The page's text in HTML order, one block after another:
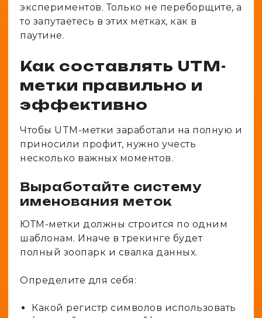
экспериментов. Только не переборщите, а
то запутаетесь в этих метках, как в
паутине.
Как составлять UTM-
метки правильно и
эффективно
Чтобы UTM-метки заработали на полную и
приносили профит, нужно учесть
несколько важных моментов.
Выработайте систему
именования меток
ЮТМ-метки должны строится по одним
шаблонам. Иначе в трекинге будет
полный зоопарк и свалка данных.
Определите для себя:
Какой регистр символов использовать